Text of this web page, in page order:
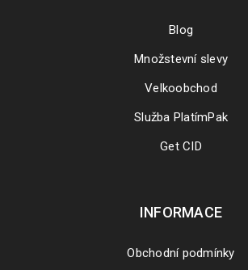
Blog
Množstevní slevy
Velkoobchod
Služba PlatímPak
Get CID
INFORMACE
Obchodní podmínky